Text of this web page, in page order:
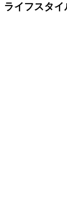
ライフスタ